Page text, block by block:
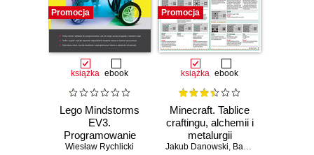
Promocja
książka ebook
Lego Mindstorms
EV3.
Programowanie
robotów
Wiesław Rychlicki
Promocja
książka ebook
Minecraft. Tablice
craftingu, alchemii i
metalurgii
Jakub Danowski, Bartosz Danowski